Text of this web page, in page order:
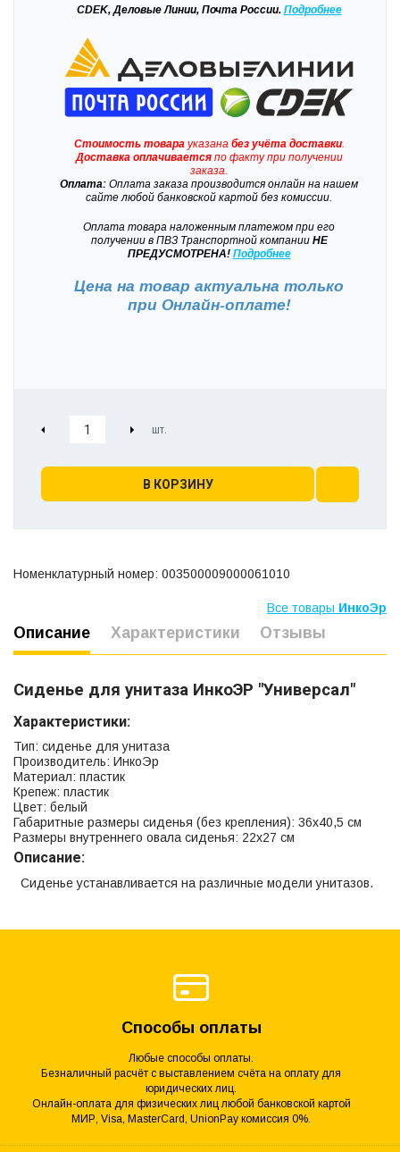
CDEK, Деловые Линии, Почта России. Подробнее
Стоимость товарауказана без учёта доставки.
Доставкаоплачиваетсяпо факту при получении
заказа.
Оплата: Оплата заказа производится онлайн на нашем
сайте любой банковской картой без комиссии.
Оплата товара наложенным платежом при его
получении в ПВЗ Транспортной компанииНЕ
ПРЕДУСМОТРЕНА! Подробнее
Цена на товар актуальна только
при Онлайн-оплате!
В КОРЗИНУ
Номенклатурный номер: 003500009000061010
Все товары ИнкоЭр
Описание Характеристики Отзывы
Сиденье для унитаза ИнкоЭР "Универсал"
Характеристики:
Тип: сиденье для унитаза
Производитель: ИнкоЭр
Материал: пластик
Крепеж: пластик
Цвет: белый
Габаритные размеры сиденья (без крепления): 36х40,5 см
Размеры внутреннего овала сиденья: 22х27 см
Описание:
Сиденье устанавливается на различные модели унитазов.
Способы оплаты
Любые способы оплаты.
Безналичный расчёт с выставлением счёта на оплату для
юридических лиц.
Онлайн-оплата для физических лиц любой банковской картой
МИР, Visa, MasterCard, UnionPay комиссия 0%.